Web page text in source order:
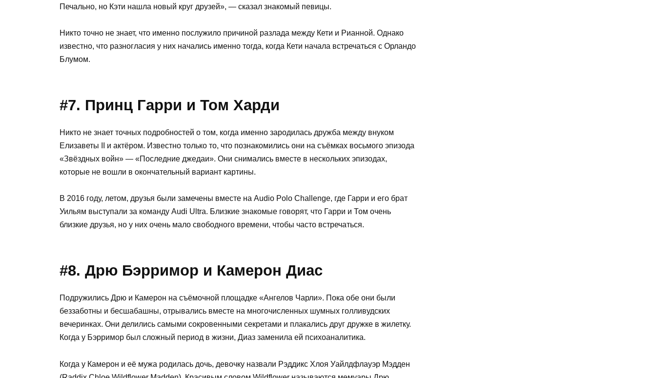
Печально, но Кэти нашла новый круг друзей», — сказал знакомый певицы.
Никто точно не знает, что именно послужило причиной разлада между Кети и Рианной. Однако
известно, что разногласия у них начались именно тогда, когда Кети начала встречаться с Орландо
Блумом.
#7. Принц Гарри и Том Харди
Никто не знает точных подробностей о том, когда именно зародилась дружба между внуком
Елизаветы ІІ и актёром. Известно только то, что познакомились они на съёмках восьмого эпизода
«Звёздных войн» — «Последние джедаи». Они снимались вместе в нескольких эпизодах,
которые не вошли в окончательный вариант картины.
В 2016 году, летом, друзья были замечены вместе на Audio Polo Challenge, где Гарри и его брат
Уильям выступали за команду Audi Ultra. Близкие знакомые говорят, что Гарри и Том очень
близкие друзья, но у них очень мало свободного времени, чтобы часто встречаться.
#8. Дрю Бэрримор и Камерон Диас
Подружились Дрю и Камерон на съёмочной площадке «Ангелов Чарли». Пока обе они были
беззаботны и бесшабашны, отрывались вместе на многочисленных шумных голливудских
вечеринках. Они делились самыми сокровенными секретами и плакались друг дружке в жилетку.
Когда у Бэрримор был сложный период в жизни, Диаз заменила ей психоаналитика.
Когда у Камерон и её мужа родилась дочь, девочку назвали Рэддикс Хлоя Уайлдфлауэр Мэдден